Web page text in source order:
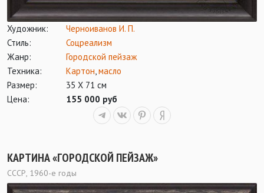
Художник:
Черноиванов И. П.
Стиль:
Соцреализм
Жанр:
Городской пейзаж
Техника:
Картон масло
Размер:
35 Х 71 см
Цена:
155 000 руб
КАРТИНА «ГОРОДСКОЙ ПЕЙЗАЖ»
СССР, 1960-е годы